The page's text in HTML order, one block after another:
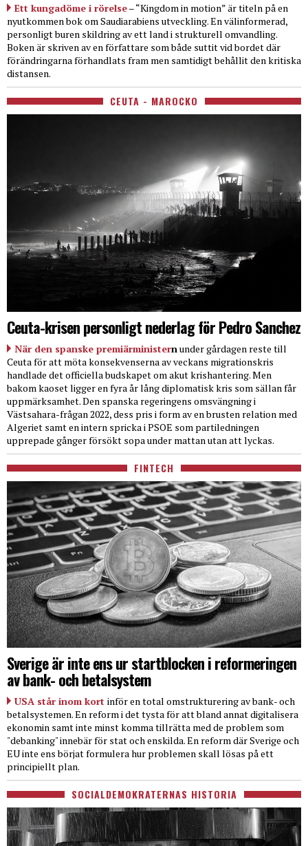
Ett kungadöme i rörelse– “Kingdom in motion” är titeln på en
nyutkommen bok om Saudiarabiens utveckling. En välinformerad,
personligt buren skildring av ett land i strukturell omvandling.
Boken är skriven av en författare som både suttit vid bordet där
förändringarna förhandlats fram men samtidigt behållit den kritiska
distansen.
CEUTA - MAROCKO
Ceuta-krisen personligt nederlag för Pedro Sanchez
När den spanske premiärministernunder gårdagen reste till
Ceuta för att möta konsekvenserna av veckans migrationskris
handlade det officiella budskapet om akut krishantering. Men
bakom kaoset ligger en fyra år lång diplomatisk kris som sällan får
uppmärksamhet. Den spanska regeringens omsvängning i
Västsahara-frågan 2022, dess pris i form av en brusten relation med
Algeriet samt en intern spricka i PSOE som partiledningen
upprepade gånger försökt sopa under mattan utan att lyckas.
FINTECH
Sverige är inte ens ur startblocken i reformeringen
av bank- och betalsystem
USA står inom kort inför en total omstrukturering av bank- och
betalsystemen. En reform i det tysta för att bland annat digitalisera
ekonomin samt inte minst komma tillrätta med de problem som
"debanking" innebär för stat och enskilda. En reform där Sverige och
EU inte ens börjat formulera hur problemen skall lösas på ett
principiellt plan.
SOCIALDEMOKRATERNAS HISTORIA